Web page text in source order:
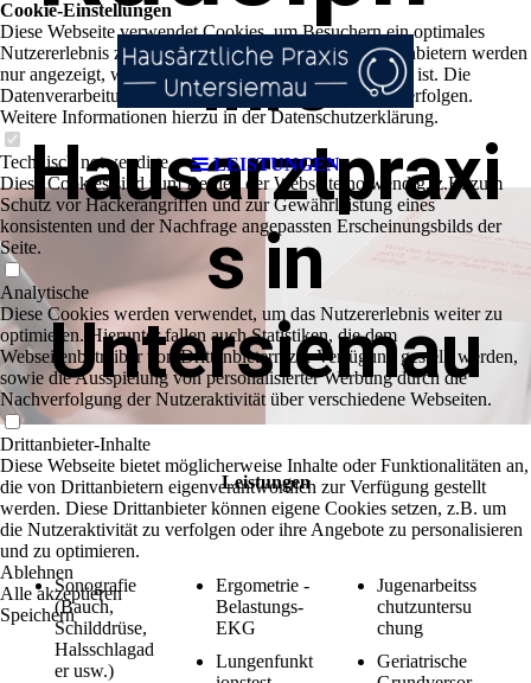
LEISTUNGEN
Ihre
Hausarztpraxi
s in
Untersiemau
Leistungen
Sonografie
(Bauch,
Schilddrüse,
Halsschlagad
er usw.)
Ergometrie -
Belastungs-
EKG
Lungenfunkt
Jugenarbeitss
chutzuntersu
chung
Geriatrische
Cookie-Einstellungen
Diese Webseite verwendet Cookies, um Besuchern ein optimales
Nutzererlebnis zu bieten. Bestimmte Inhalte von Drittanbietern werden
nur angezeigt, wenn die entsprechende Option aktiviert ist. Die
Datenverarbeitung kann dann auch in einem Drittland erfolgen.
Weitere Informationen hierzu in der Datenschutzerklärung.
Technisch notwendige
Diese Cookies sind zum Betrieb der Webseite notwendig, z.B. zum
Schutz vor Hackerangriffen und zur Gewährleistung eines
konsistenten und der Nachfrage angepassten Erscheinungsbilds der
Seite.
Analytische
Diese Cookies werden verwendet, um das Nutzererlebnis weiter zu
optimieren. Hierunter fallen auch Statistiken, die dem
Webseitenbetreiber von Drittanbietern zur Verfügung gestellt werden,
sowie die Ausspielung von personalisierter Werbung durch die
Nachverfolgung der Nutzeraktivität über verschiedene Webseiten.
Drittanbieter-Inhalte
Diese Webseite bietet möglicherweise Inhalte oder Funktionalitäten an,
die von Drittanbietern eigenverantwortlich zur Verfügung gestellt
werden. Diese Drittanbieter können eigene Cookies setzen, z.B. um
die Nutzeraktivität zu verfolgen oder ihre Angebote zu personalisieren
und zu optimieren.
Ablehnen
Alle akzeptieren
Speichern